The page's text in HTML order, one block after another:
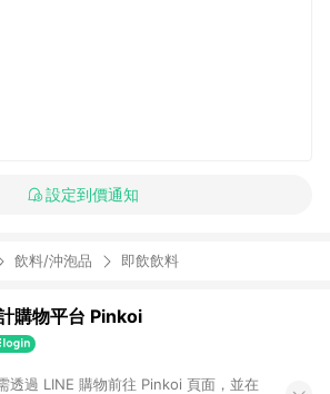
設定到價通知
飲料/沖泡品 即飲飲料
購物平台 Pinkoi
透過 LINE 購物前往 Pinkoi 頁面，並在